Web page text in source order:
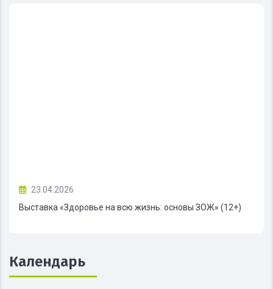
23.04.2026
Выставка «Здоровье на всю жизнь: основы ЗОЖ» (12+)
Календарь